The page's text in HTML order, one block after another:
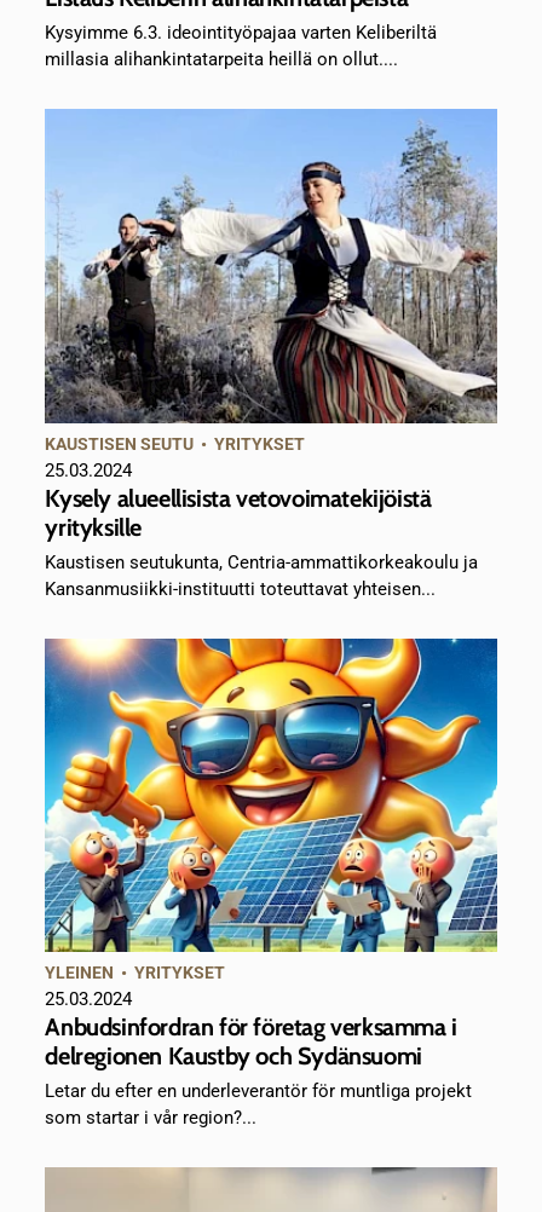
Kysyimme 6.3. ideointityöpajaa varten Keliberiltä
millasia alihankintatarpeita heillä on ollut....
KAUSTISEN SEUTU •YRITYKSET
25.03.2024
Kysely alueellisista vetovoimatekijöistä
yrityksille
Kaustisen seutukunta, Centria-ammattikorkeakoulu ja
Kansanmusiikki-instituutti toteuttavat yhteisen...
YLEINEN •YRITYKSET
25.03.2024
Anbudsinfordran för företag verksamma i
delregionen Kaustby och Sydänsuomi
Letar du efter en underleverantör för muntliga projekt
som startar i vår region?...